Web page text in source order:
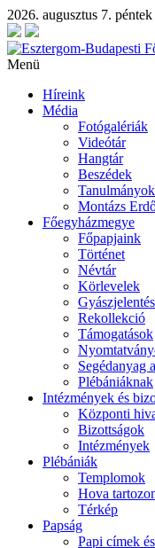
2026. augusztus 7. péntek
Menü
Híreink
Média
Fotógalériák
Videótár
Hangtár
Beszédek
Montázs
Főegyházmegye
Főpapjaink
Történet
Névtár
Körlevelek
Rekollekció
Támogatások
Segédanyag
Plébániáknak
Intézmények és
Központi
Bizottságok
Intézmények
Plébániák
Templomok
Hova
Térkép
Papság
Papi címek